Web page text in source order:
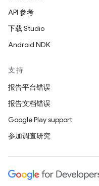
API 参考
下载 Studio
Android NDK
支持
报告平台错误
报告文档错误
Google Play support
参加调查研究